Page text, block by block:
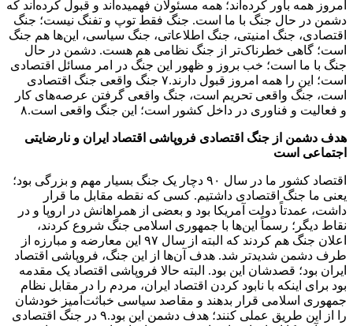
امروز همه باور کرده‌اند؛ همه‌ مسئولان فهمیده‌اند و قبول کرده‌اند که
دشمن در حال جنگ با ما است. جنگ فقط توپ و تفنگ نیست؛ جنگ
اقتصادی، جنگ امنیتی، جنگ اطلاعاتی، جنگ سیاسی، این‌ها هم جنگ
است؛ گاهی خطرناک‌تر از جنگ نظامی هم هست. دشمن در حال
جنگ با ما است؛ خب بروز و ظهور این جنگ در امر مسائل اقتصادی
است؛ این را همه امروز قبول دارند.۷ جنگ واقعی جنگ اقتصادی
است، جنگ واقعی تحریم است، جنگ واقعی گرفتن عرصه‌های کار
و فعالیت و فناوری در داخل کشور است؛ این جنگ واقعی است.۸
هدف دشمن از جنگ اقتصادی فروپاشی اقتصاد ایران و نارضایتی
اجتماعی است
اقتصاد کشور ما در سال ۹۰ دچار یک جنگ بسیار مهم و بزرگی بود؛
یعنی ما جنگ اقتصادی داشتیم. کسی که نقطه‌ مقابل ما قرار
داشت، عمدتاً دولت آمریکا بود و بعضی از همراهانش در اروپا و در
نقاط دیگر؛ رسماً این‌ها با جمهوری اسلامی جنگ شروع کردند،
اعلان جنگ هم کردند که البته از سال ۹۷ این معارضه و مبارزه از
طرف دشمن شدیدتر شد. هدف آن‌ها از این جنگ، فروپاشی اقتصاد
ایران بود؛ قصدشان این بود. البته حالا فروپاشی اقتصاد یک مقدمه
بود برای اینکه با نابود کردن اقتصاد ایران، مردم را در مقابل نظام
جمهوری اسلامی قرار بدهند و مقاصد سیاسی خباثت‌آمیز خودشان
را از این طریق عملی کنند؛ هدف دشمن این بود.۹ در جنگ اقتصادی